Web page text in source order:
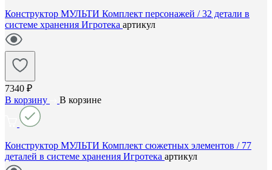
Конструктор МУЛЬТИ Комплект персонажей / 32 детали в
системе хранения Игротека артикул
7340 ₽
В корзину
В корзине
Конструктор МУЛЬТИ Комплект сюжетных элементов / 77
деталей в системе хранения Игротека артикул